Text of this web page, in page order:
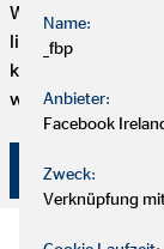
Wenn du genug
lieber
kompetenten und
willst, dann bist
Name:
_fbp
Anbieter:
Facebook
Zweck:
Verknüpfung